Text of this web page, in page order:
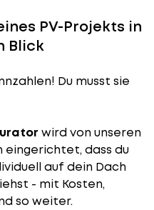
PV-Projekts in
Blick
Du musst sie
wird von unseren
eingerichtet, dass du
auf dein Dach
- mit Kosten,
so weiter.